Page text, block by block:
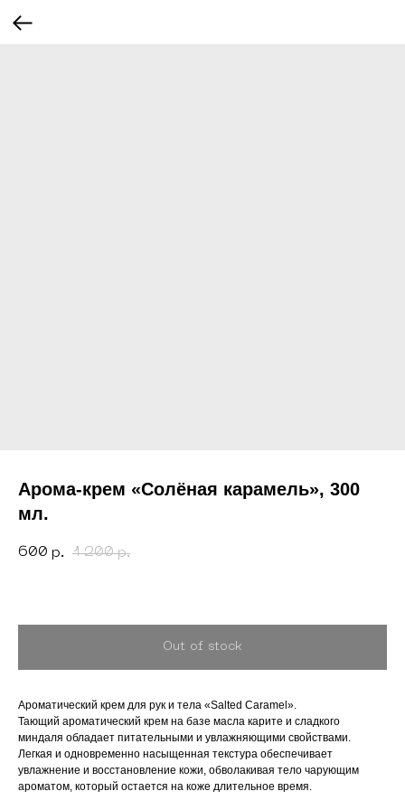
Арома-крем «Солёная карамель», 300
мл.
600 р. 1 200 р.
Out of stock
Ароматический крем для рук и тела «Salted Caramel».
Тающий ароматический крем на базе масла карите и сладкого
миндаля обладает питательными и увлажняющими свойствами.
Легкая и одновременно насыщенная текстура обеспечивает
увлажнение и восстановление кожи, обволакивая тело чарующим
ароматом, который остается на коже длительное время.